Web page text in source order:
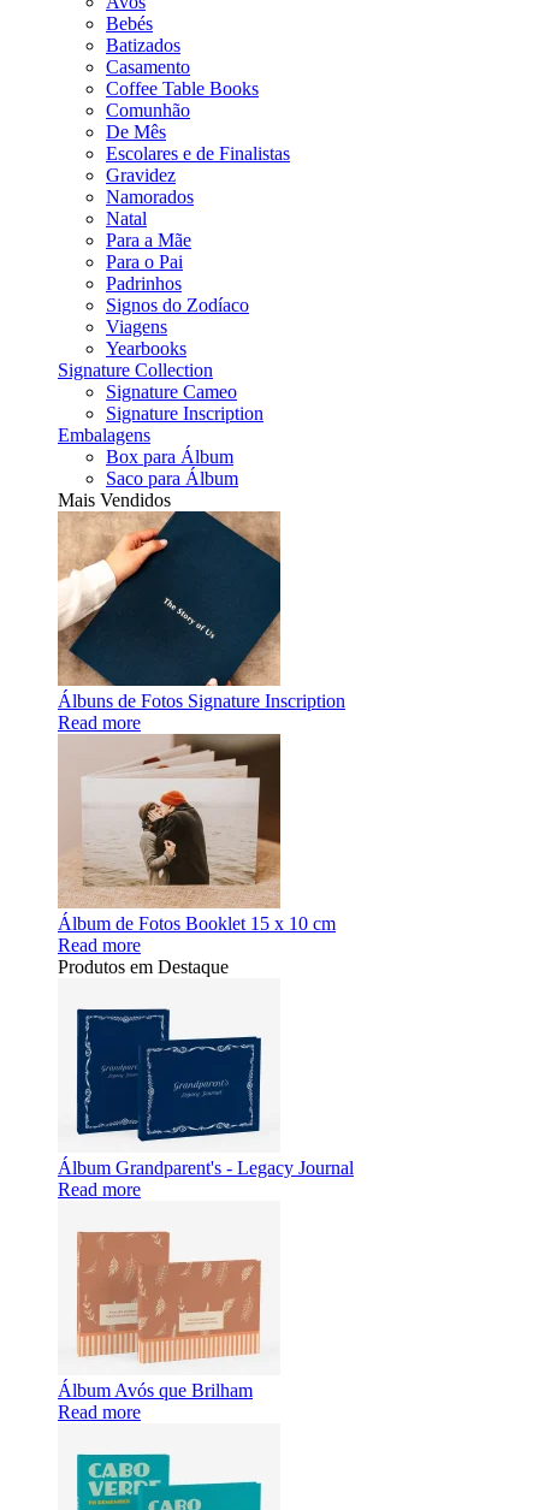
Bebés
Batizados
Casamento
Coffee Table Books
Comunhão
De Mês
Escolares e de Finalistas
Gravidez
Namorados
Natal
Para a Mãe
Para o Pai
Padrinhos
Signos do Zodíaco
Viagens
Yearbooks
Signature Collection
Signature Cameo
Signature Inscription
Embalagens
Box para Álbum
Saco para Álbum
Mais Vendidos
Álbuns de Fotos Signature Inscription
Read more
Álbum de Fotos Booklet 15 x 10 cm
Read more
Produtos em Destaque
Álbum Grandparent's - Legacy Journal
Read more
Álbum Avós que Brilham
Read more